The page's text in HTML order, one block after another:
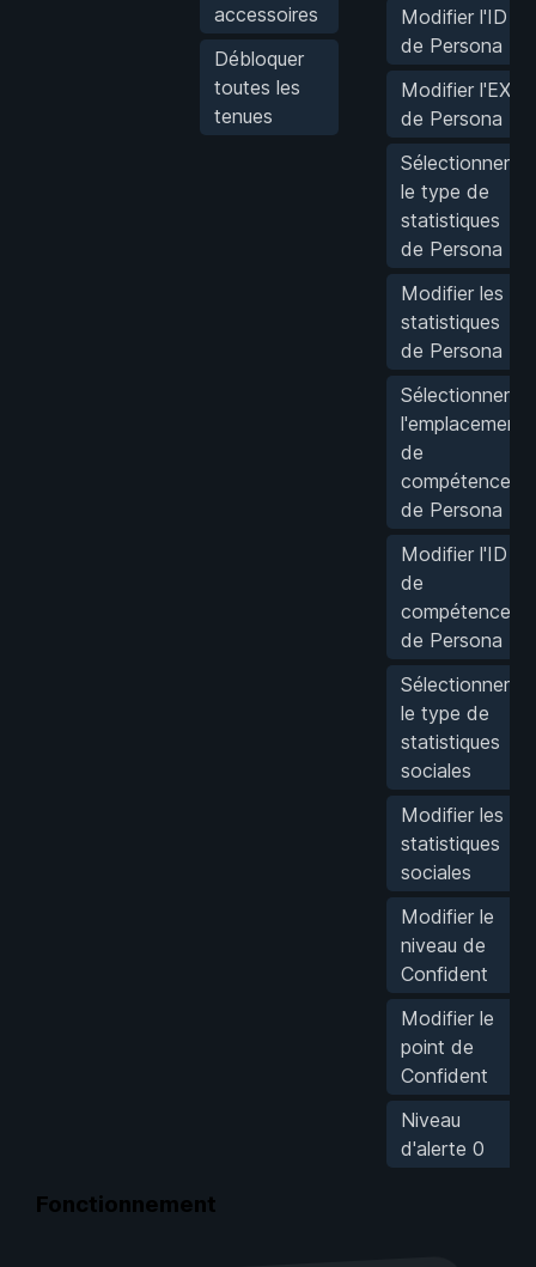
accessoires
Débloquer
toutes les
tenues
Modifier l'ID
de Persona
Modifier l'EXP
de Persona
Sélectionner
le type de
statistiques
de Persona
Modifier les
statistiques
de Persona
Sélectionner
l'emplacement
de
compétence
de Persona
Modifier l'ID
de
compétence
de Persona
Sélectionner
le type de
statistiques
sociales
Modifier les
statistiques
sociales
Modifier le
niveau de
Confident
Modifier le
point de
Confident
Niveau
d'alerte 0
Fonctionnement